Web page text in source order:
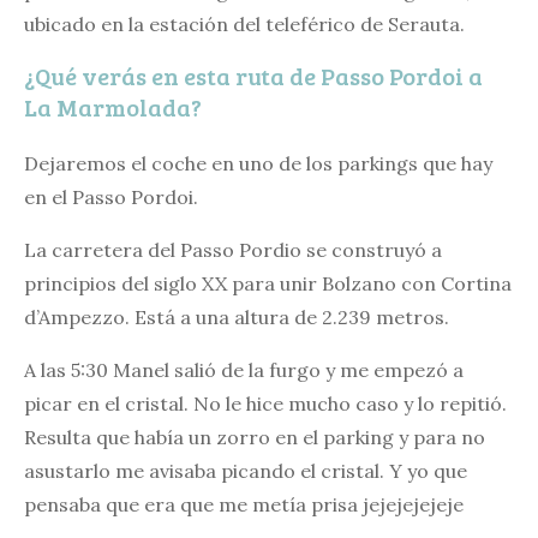
ubicado en la estación del teleférico de Serauta.
¿Qué verás en esta ruta de Passo Pordoi a
La Marmolada?
Dejaremos el coche en uno de los parkings que hay
en el Passo Pordoi.
La carretera del Passo Pordio se construyó a
principios del siglo XX para unir Bolzano con Cortina
d’Ampezzo. Está a una altura de 2.239 metros.
A las 5:30 Manel salió de la furgo y me empezó a
picar en el cristal. No le hice mucho caso y lo repitió.
Resulta que había un zorro en el parking y para no
asustarlo me avisaba picando el cristal. Y yo que
pensaba que era que me metía prisa jejejejejeje